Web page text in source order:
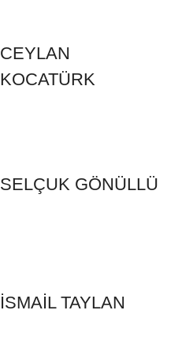
CEYLAN
KOCATÜRK
SELÇUK GÖNÜLLÜ
İSMAİL TAYLAN